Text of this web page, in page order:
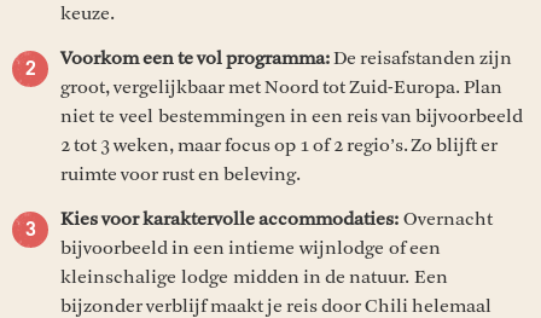
keuze.
Voorkom een te vol programma:De reisafstanden zijn
groot, vergelijkbaar met Noord tot Zuid-Europa. Plan
niet te veel bestemmingen in een reis van bijvoorbeeld
2 tot 3 weken, maar focus op 1 of 2 regio’s. Zo blijft er
ruimte voor rust en beleving.
Kies voor karaktervolle accommodaties: Overnacht
bijvoorbeeld in een intieme wijnlodge of een
kleinschalige lodge midden in de natuur. Een
bijzonder verblijf maakt je reis door Chili helemaal